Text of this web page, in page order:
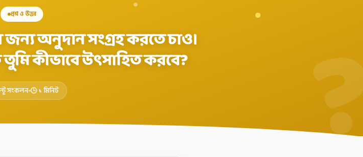
প্রশ্ন ও উত্তর
জন্য অনুদান সংগ্রহ করতে চাও।
কীভাবে উৎসাহিত করবে?
সংকলন 🕒 ১ মিনিট